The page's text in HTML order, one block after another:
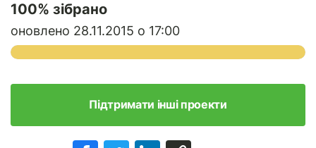
100% зібрано
оновлено 28.11.2015 о 17:00
Підтримати інші проекти